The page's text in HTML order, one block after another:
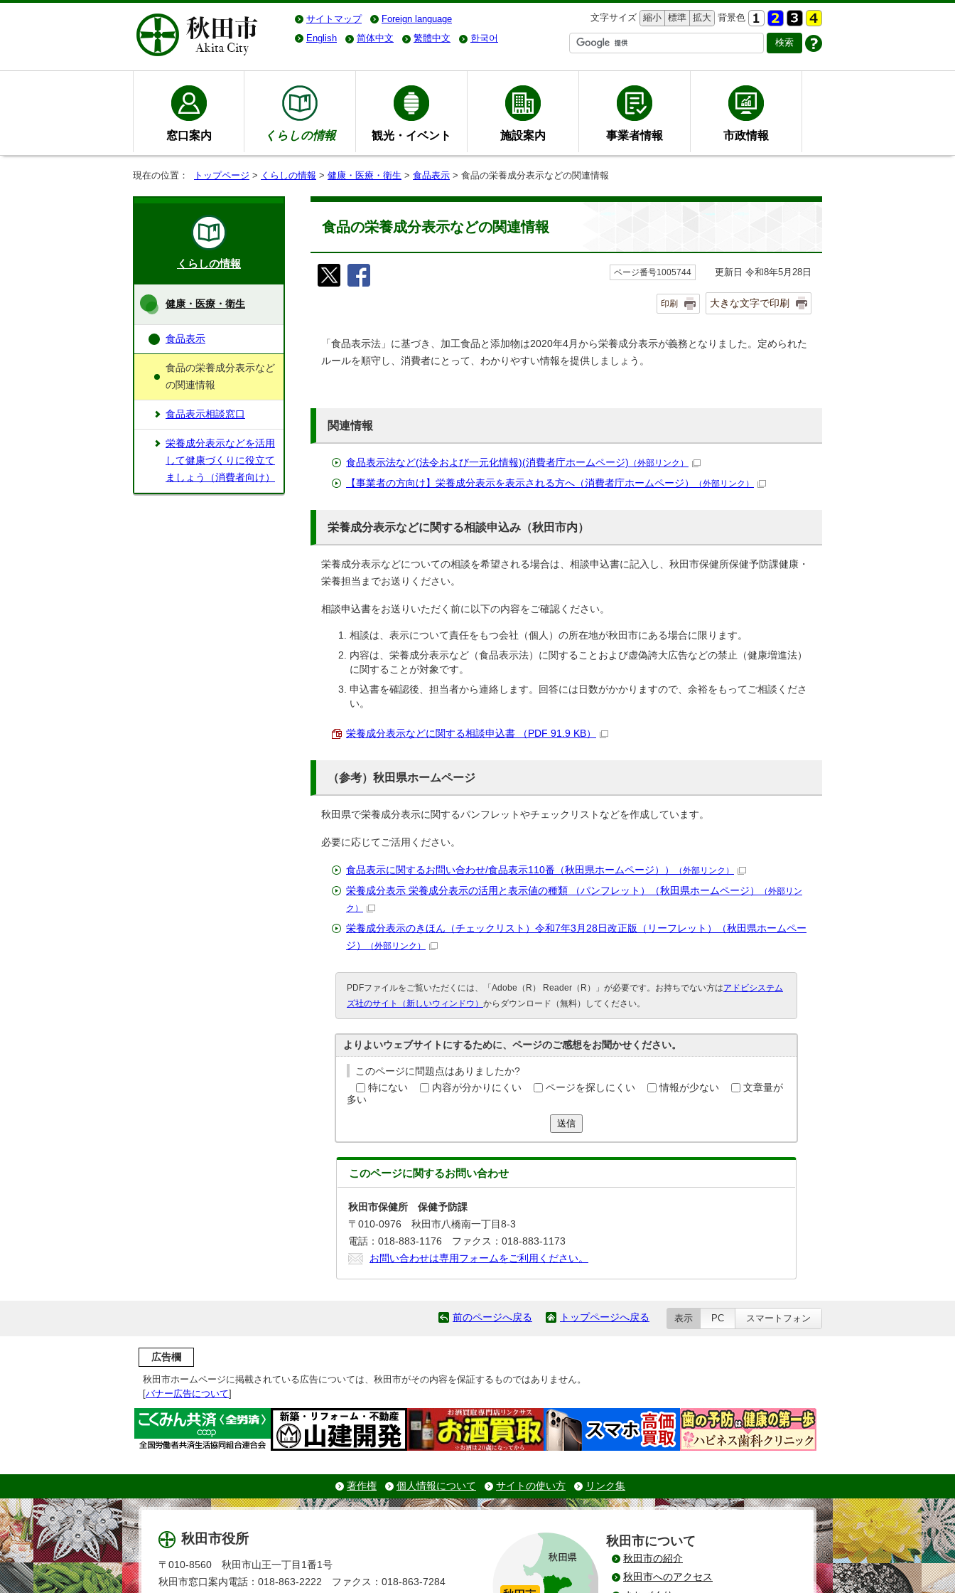
サイトマップ Foreign language 文字サイズ 縮小 標準 拡大 背景色
English
简体中文 繁體中文 한국어
窓口案内 くらしの情報 観光・イベント 施設案内 事業者情報 市政情報
現在の位置： トップページ > くらしの情報 > 健康・医療・衛生 > 食品表示 > 食品の栄養成分表示などの関連情報
食品の栄養成分表示などの関連情報
ページ番号1005744 更新日 令和8年5月28日
印刷 大きな文字で印刷
「食品表示法」に基づき、加工食品と添加物は2020年4月から栄養成分表示が義務となりました。定められた
ルールを順守し、消費者にとって、わかりやすい情報を提供しましょう。
関連情報
食品表示法など(法令および一元化情報)(消費者庁ホームページ) （外部リンク）
【事業者の方向け】栄養成分表示を表示される方へ（消費者庁ホームページ） （外部リンク）
栄養成分表示などに関する相談申込み（秋田市内）
栄養成分表示などについての相談を希望される場合は、相談申込書に記入し、秋田市保健所保健予防課健康・
栄養担当までお送りください。
相談申込書をお送りいただく前に以下の内容をご確認ください。
相談は、表示について責任をもつ会社（個人）の所在地が秋田市にある場合に限ります。
内容は、栄養成分表示など（食品表示法）に関することおよび虚偽誇大広告などの禁止（健康増進法）
に関することが対象です。
申込書を確認後、担当者から連絡します。回答には日数がかかりますので、余裕をもってご相談くださ
い。
栄養成分表示などに関する相談申込書 （PDF 91.9 KB）
（参考）秋田県ホームページ
秋田県で栄養成分表示に関するパンフレットやチェックリストなどを作成しています。
必要に応じてご活用ください。
食品表示に関するお問い合わせ/食品表示110番（秋田県ホームページ）） （外部リンク）
栄養成分表示 栄養成分表示の活用と表示値の種類 （パンフレット）（秋田県ホームページ）
（外部リン
ク）
栄養成分表示のきほん（チェックリスト）令和7年3月28日改正版（リーフレット）（秋田県ホームペー
ジ）
（外部リンク）
PDFファイルをご覧いただくには、「Adobe（R） Reader（R）」が必要です。お持ちでない方はアドビシステム
ズ社のサイト（新しいウィンドウ） からダウンロード（無料）してください。
よりよいウェブサイトにするために、ページのご感想をお聞かせください。
このページに問題点はありましたか?
特にない
内容が分かりにくい ページを探しにくい 情報が少ない
文章量が
多い
送信
このページに関するお問い合わせ
秋田市保健所 保健予防課
〒010-0976 秋田市八橋南一丁目8-3
電話：018-883-1176 ファクス：018-883-1173
お問い合わせは専用フォームをご利用ください。
くらしの情報
健康・医療・衛生
食品表示
食品の栄養成分表示など
の関連情報
食品表示相談窓口
栄養成分表示などを活用
して健康づくりに役立て
ましょう（消費者向け）
前のページへ戻る トップページへ戻る 表示 PC スマートフォン
広告欄
秋田市ホームページに掲載されている広告については、秋田市がその内容を保証するものではありません。
[バナー広告について]
著作権 個人情報について サイトの使い方 リンク集
秋田市役所
〒010-8560 秋田市山王一丁目1番1号
秋田市窓口案内電話：018-863-2222 ファクス：018-863-7284
秋田市について
秋田市の紹介
秋田市へのアクセス